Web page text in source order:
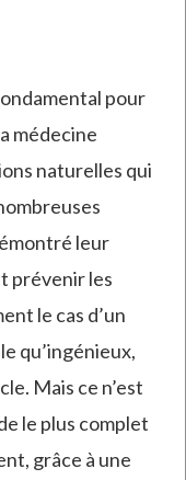
pour
médecine
naturelles qui
leur
prévenir les
le cas d’un
qu’ingénieux,
Mais ce n’est
le plus complet
grâce à une